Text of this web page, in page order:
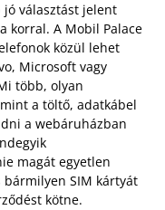
választást jelent
korral. A Mobil Palace
közül lehet
Microsoft vagy
több, olyan
a töltő, adatkábel
a webáruházban
magát egyetlen
SIM kártyát
kötne.